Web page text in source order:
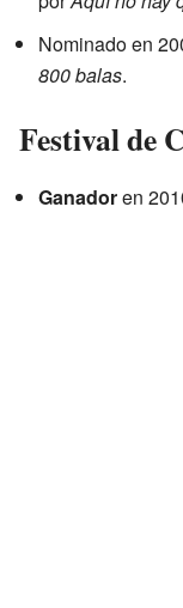
Nominado en
800 balas.
Festival de
Ganadoren